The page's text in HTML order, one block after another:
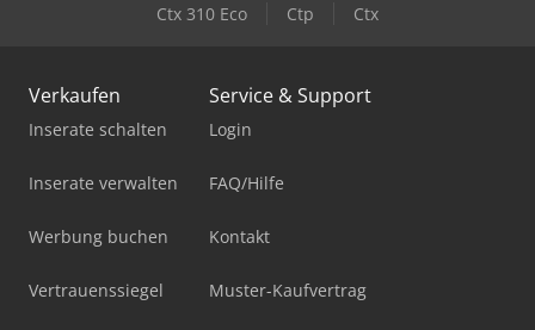
Ctx 310 Eco
Ctp Ctx
Verkaufen
Inserate schalten
Inserate verwalten
Werbung buchen
Vertrauenssiegel
Service & Support
Login
FAQ/Hilfe
Kontakt
Muster-Kaufvertrag